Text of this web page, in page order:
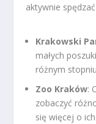
aktywnie
Krakowski
małych
różnym
Zoo Kraków:
zobaczyć
się więcej o